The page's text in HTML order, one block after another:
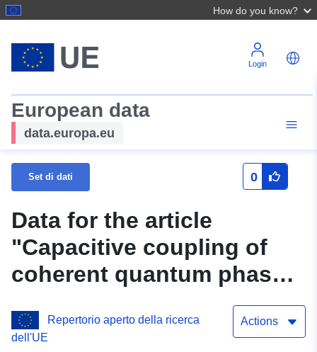
How do you know?
Login
European data
data.europa.eu
Set di dati 0
Data for the article
"Capacitive coupling of
coherent quantum phase
slip qubits to a resonator"
Repertorio aperto della ricerca
dell'UE
Actions